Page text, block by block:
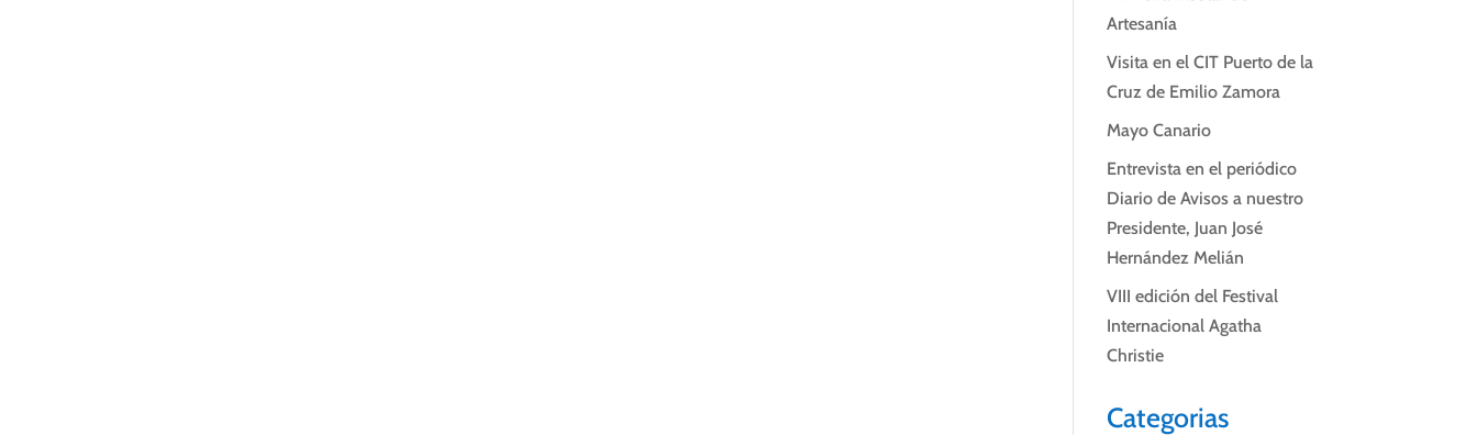
Artesanía
Visita en el CIT Puerto de la
Cruz de Emilio Zamora
Mayo Canario
Entrevista en el periódico
Diario de Avisos a nuestro
Presidente, Juan José
Hernández Melián
VIII edición del Festival
Internacional Agatha
Christie
Categorias